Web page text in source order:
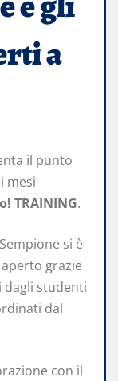
a
il punto
mesi
TRAINING.
si è
grazie
studenti
dal
con il